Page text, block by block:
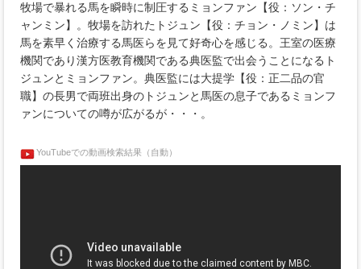
牧場で暴れる馬を瞬時に制圧するミョンファン【役：ソン・チ
ャンミン】。牧場を訪れたトジュン【役：チョン・ノミン】は
馬を素早く治療する馬医らを見て好奇心を感じる。王室の医療
機関であり漢方医教育機関である典医監で出会うことになるト
ジュンとミョンファン。典医監には大提学【役：正二品の官
職】の長男で両班出身のトジュンと馬医の息子であるミョンフ
ァンについての噂が広がるが・・・。
YouTubeでの動画検索結果（自動）